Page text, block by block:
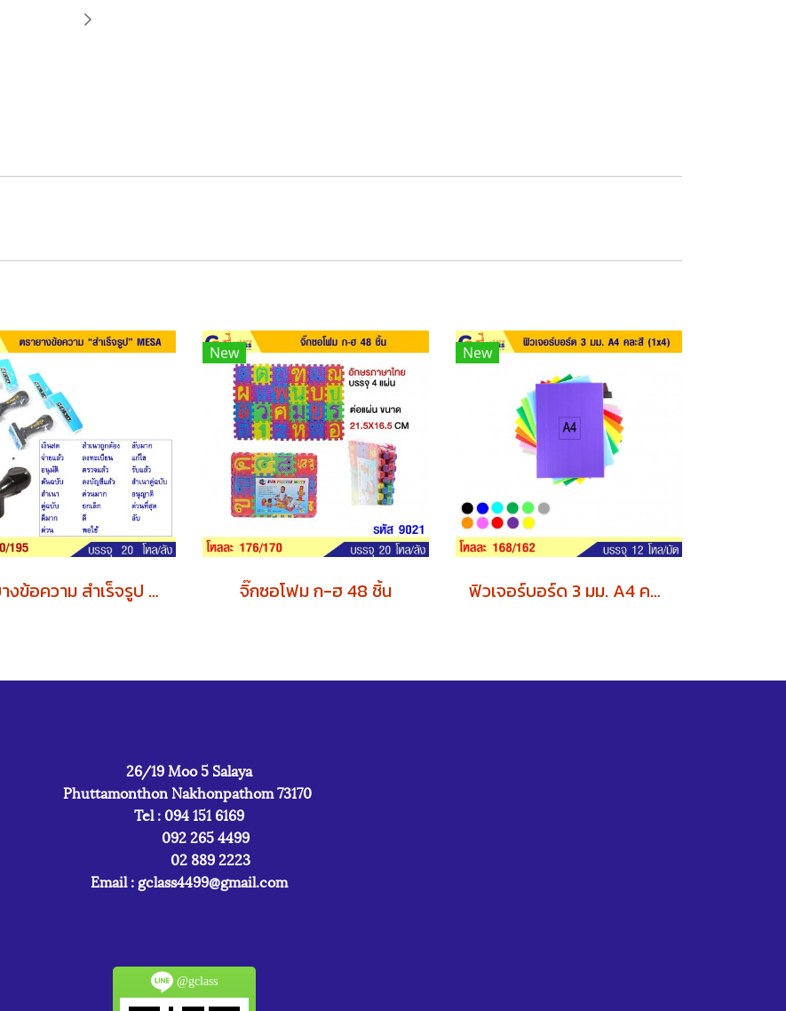
ตรายางข้อความ สำเร็จรูป MESA
New
จิ๊กซอโฟม ก-ฮ 48 ชิ้น
New
ฟิวเจอร์บอร์ด 3 มม. A4 คละสี (1x4) x12 แพค
26/19 Moo 5 Salaya
Phuttamonthon Nakhonpathom 73170
Tel : 094 151 6169
092 265 4499
02 889 2223
Email : gclass4499@gmail.com
@gclass